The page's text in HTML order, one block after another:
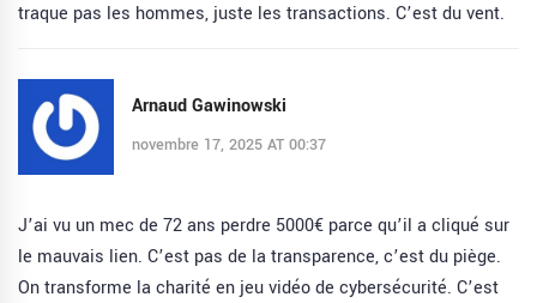
traque pas les hommes, juste les transactions. C’est du vent.
Arnaud Gawinowski
novembre 17, 2025 AT 00:37
J’ai vu un mec de 72 ans perdre 5000€ parce qu’il a cliqué sur
le mauvais lien. C’est pas de la transparence, c’est du piège.
On transforme la charité en jeu vidéo de cybersécurité. C’est